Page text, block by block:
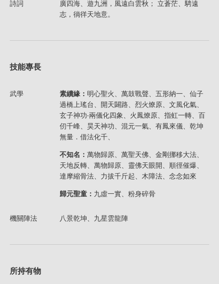
詩詞
廣四海、遊九洲，風遠白雲秋； 立蒼茫、騁遠
志，徜徉天地意。
技能專長
武學 素續緣： 明心聖火、萬鼓戰聲、五形納一、仙子
過橋上瑤台、開天闢路、烈火燎原、文風化氣、
玄子神功‧兩儀化四象、火鳳燎原、指虹一轉、百
仞千峰、昊天神功、混元一氣、有鳳來儀、乾坤
無量．借法化千、
不知名： 萬物歸原、萬聖天佛、金剛挪移大法、
天地反轉、萬物歸原、靈佛天眼開、順徑催爆、
達摩縮骨法、力拔千斤起、木障法、念念如來
歸元聖童： 九虛一實、粉身碎骨
機關陣法 八景乾坤、九星雲龍陣
所持有物